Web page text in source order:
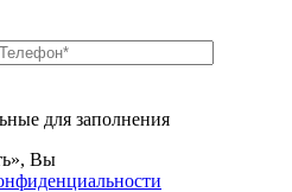
для заполнения
Вы